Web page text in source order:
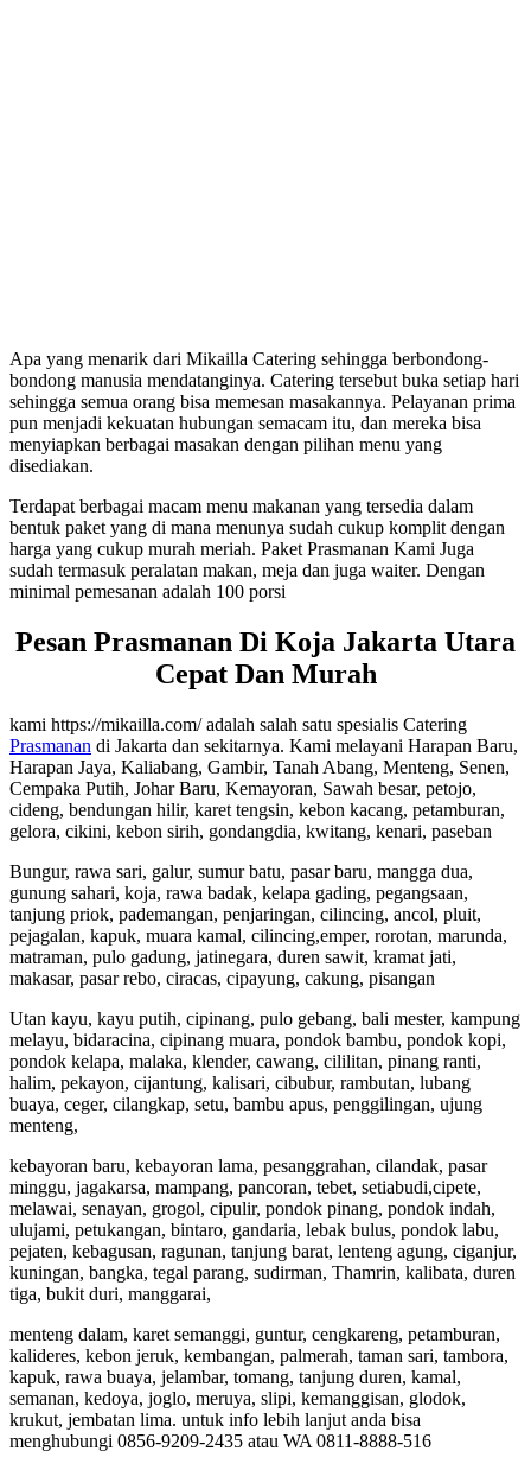
Apa yang menarik dari Mikailla Catering sehingga berbondong-
bondong manusia mendatanginya. Catering tersebut buka setiap hari
sehingga semua orang bisa memesan masakannya. Pelayanan prima
pun menjadi kekuatan hubungan semacam itu, dan mereka bisa
menyiapkan berbagai masakan dengan pilihan menu yang
disediakan.
Terdapat berbagai macam menu makanan yang tersedia dalam
bentuk paket yang di mana menunya sudah cukup komplit dengan
harga yang cukup murah meriah. Paket Prasmanan Kami Juga
sudah termasuk peralatan makan, meja dan juga waiter. Dengan
minimal pemesanan adalah 100 porsi
Pesan Prasmanan Di Koja Jakarta Utara
Cepat Dan Murah
kami https://mikailla.com/ adalah salah satu spesialis Catering
Prasmanan di Jakarta dan sekitarnya. Kami melayani Harapan Baru,
Harapan Jaya, Kaliabang, Gambir, Tanah Abang, Menteng, Senen,
Cempaka Putih, Johar Baru, Kemayoran, Sawah besar, petojo,
cideng, bendungan hilir, karet tengsin, kebon kacang, petamburan,
gelora, cikini, kebon sirih, gondangdia, kwitang, kenari, paseban
Bungur, rawa sari, galur, sumur batu, pasar baru, mangga dua,
gunung sahari, koja, rawa badak, kelapa gading, pegangsaan,
tanjung priok, pademangan, penjaringan, cilincing, ancol, pluit,
pejagalan, kapuk, muara kamal, cilincing,emper, rorotan, marunda,
matraman, pulo gadung, jatinegara, duren sawit, kramat jati,
makasar, pasar rebo, ciracas, cipayung, cakung, pisangan
Utan kayu, kayu putih, cipinang, pulo gebang, bali mester, kampung
melayu, bidaracina, cipinang muara, pondok bambu, pondok kopi,
pondok kelapa, malaka, klender, cawang, cililitan, pinang ranti,
halim, pekayon, cijantung, kalisari, cibubur, rambutan, lubang
buaya, ceger, cilangkap, setu, bambu apus, penggilingan, ujung
menteng,
kebayoran baru, kebayoran lama, pesanggrahan, cilandak, pasar
minggu, jagakarsa, mampang, pancoran, tebet, setiabudi,cipete,
melawai, senayan, grogol, cipulir, pondok pinang, pondok indah,
ulujami, petukangan, bintaro, gandaria, lebak bulus, pondok labu,
pejaten, kebagusan, ragunan, tanjung barat, lenteng agung, ciganjur,
kuningan, bangka, tegal parang, sudirman, Thamrin, kalibata, duren
tiga, bukit duri, manggarai,
menteng dalam, karet semanggi, guntur, cengkareng, petamburan,
kalideres, kebon jeruk, kembangan, palmerah, taman sari, tambora,
kapuk, rawa buaya, jelambar, tomang, tanjung duren, kamal,
semanan, kedoya, joglo, meruya, slipi, kemanggisan, glodok,
krukut, jembatan lima. untuk info lebih lanjut anda bisa
menghubungi 0856-9209-2435 atau WA 0811-8888-516